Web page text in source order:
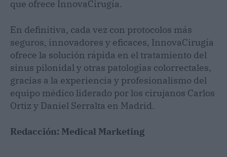
que ofrece InnovaCirugía.
En definitiva, cada vez con protocolos más
seguros, innovadores y eficaces, InnovaCirugía
ofrece la solución rápida en el tratamiento del
sinus pilonidal y otras patologías colorrectales,
gracias a la experiencia y profesionalismo del
equipo médico liderado por los cirujanos Carlos
Ortiz y Daniel Serralta en Madrid.
Redacción: Medical Marketing